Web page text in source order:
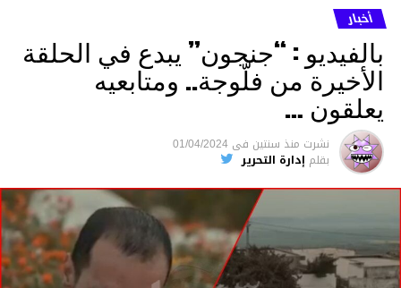
أخبار
بالفيديو : “جنجون” يبدع في الحلقة
الأخيرة من فلّوجة.. ومتابعيه
يعلقون …
نشرت منذ سنتين فى 01/04/2024
بقلم إدارة التحرير